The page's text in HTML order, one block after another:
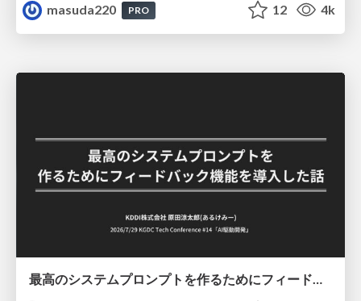
masuda220
PRO 12 4k
最高のシステムプロンプトを作るためにフィードバック機能を導入した話